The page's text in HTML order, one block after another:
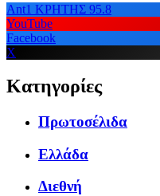
Ant1 ΚΡΗΤΗΣ 95.8
YouTube
Facebook
X
Κατηγορίες
Πρωτοσέλιδα
Ελλάδα
Διεθνή